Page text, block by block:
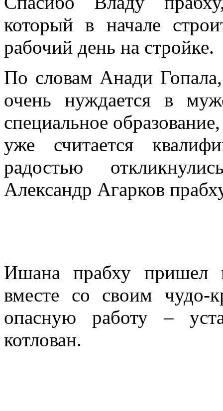
который в начале
рабочий день на стройке.
По словам Анади Гопала,
очень нуждается в
специальное
уже считается
радостью
Александр Агарков
Ишана прабху пришел
вместе со своим чудо-
опасную работу –
котлован.